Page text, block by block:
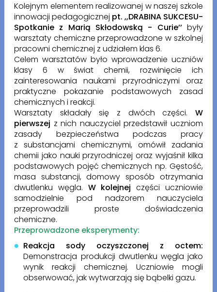
Kolejnym elementem realizowanej w naszej szkole
innowacji pedagogicznej pt. ,,DRABINA SUKCESU-
Spotkanie z Marią Skłodowską - Curie’’były
warsztaty chemiczne przeprowadzone w szkolnej
pracowni chemicznej z udziałem klas 6.
Celem warsztatów było wprowadzenie uczniów
klasy 6 w świat chemii, rozwinięcie ich
zainteresowania naukami przyrodniczymi oraz
praktyczne pokazanie podstawowych zasad
chemicznych i reakcji.
Warsztaty składały się z dwóch części.W
pierwszej z nich nauczyciel przedstawił uczniom
zasady bezpieczeństwa podczas pracy
z substancjami chemicznymi, omówił zadania
chemii jako nauki przyrodniczej oraz wyjaśnił kilka
podstawowych pojęć chemicznych np. Gęstość,
masa substancji, domowy sposób otrzymania
dwutlenku węgla. W kolejnej części uczniowie
samodzielnie pod nadzorem nauczyciela
przeprowadzili proste doświadczenia
chemiczne.
Przeprowadzone eksperymenty:
Reakcja sody oczyszczonej z octem:
Demonstracja produkcji dwutlenku węgla jako
wynik reakcji chemicznej. Uczniowie mogli
obserwować, jak wytwarzają się bąbelki gazu.